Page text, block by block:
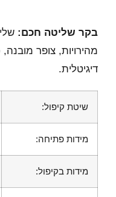
בקר שליטה חכם:
מהירויות, צופר מובנה,
דיגיטלית.
שיטת קיפול:
מידות פתיחה:
מידות בקיפול: